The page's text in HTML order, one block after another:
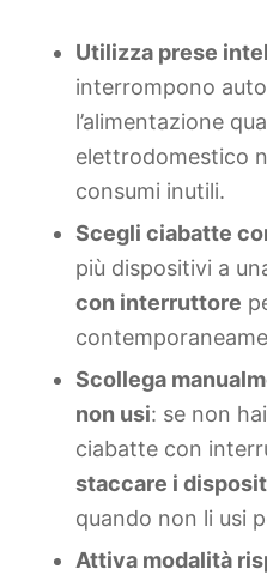
Utilizza prese
interrompono
l’alimentazione
elettrodomestico
consumi inutili.
Scegli ciabatte
più dispositivi a
con interruttore
Scollega
non usi: se non
ciabatte con
staccare i
quando non li usi
Attiva modalità